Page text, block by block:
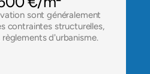
sont généralement
contraintes structurelles,
d'urbanisme.